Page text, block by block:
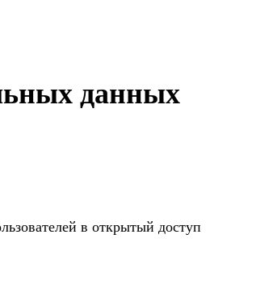
данных
в открытый доступ